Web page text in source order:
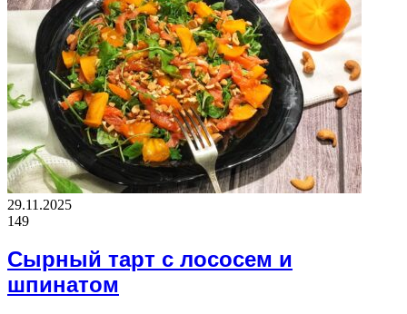
29.11.2025
149
Сырный тарт с лососем и
шпинатом